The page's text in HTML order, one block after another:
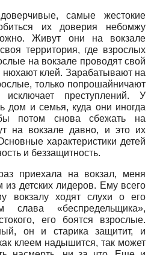
самые жестокие
их доверия небомжу
Живут они на вокзале
территория, где взрослых
на вокзале проводят свой
нюхают клей. Зарабатывают на
только попрошайничают
преступлений. У
дом и семья, куда они иногда
потом снова сбежать на
на вокзале давно, и это их
характеристики детей
и беззащитность.
приехала на вокзал, меня
из детских лидеров. Ему всего
вокзалу ходят слухи о его
«беспредельщика»,
его боятся взрослые.
он и старика защитит, и
клеем надышится, так может